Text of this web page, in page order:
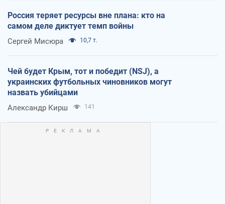
Россия теряет ресурсы вне плана: кто на
самом деле диктует темп войны
Сергей Мисюра 10,7 т.
Чей будет Крым, тот и победит (NSJ), а
украинских футбольных чиновников могут
назвать убийцами
Александр Кирш 141